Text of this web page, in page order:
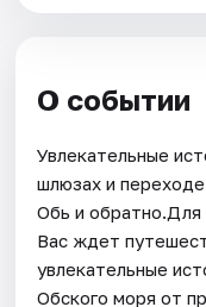
О событии
Увлекательные
шлюзах и
Обь и обратно.Для
Вас ждет
увлекательные
Обского моря от